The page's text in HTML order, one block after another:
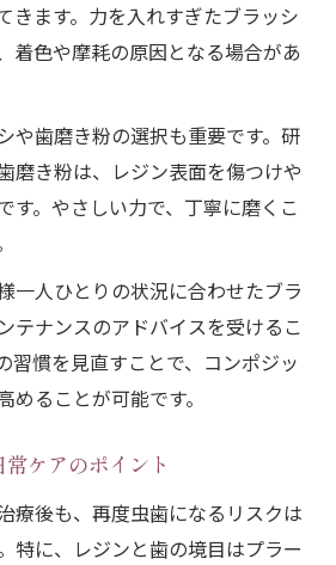
きます。力を入れすぎたブラッシ
着色や摩耗の原因となる場合があ
や歯磨き粉の選択も重要です。研
磨き粉は、レジン表面を傷つけや
す。やさしい力で、丁寧に磨くこ
一人ひとりの状況に合わせたブラ
テナンスのアドバイスを受けるこ
習慣を見直すことで、コンポジッ
めることが可能です。
ケアのポイント
療後も、再度虫歯になるリスクは
特に、レジンと歯の境目はプラー